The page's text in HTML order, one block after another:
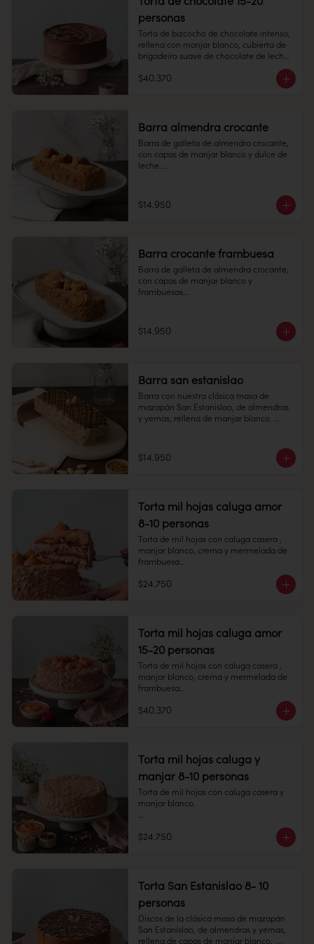
Congelado: Mantener a -18 °C.
Duración: 6 meses. Una vez
descongelado mantener refrigerado.
Duración: 10 días refrigerada.
personas
Torta de bizcocho de chocolate intenso,
rellena con manjar blanco, cubierta de
brigadeiro suave de chocolate de leche.
15-20 personas
Peso: 2.340 gr
Congelado: Mantener a -18 °C.
Duración: 6 meses. Una vez
descongelado mantener refrigerado.
Duración: 10 días refrigerada.
$40.370
Barra almendra crocante
Barra de galleta de almendra crocante,
con capas de manjar blanco y dulce de
leche.
Largo: 20 cm, Ancho: 7 cm
Congelado: Mantener a -18 °C.
Duración: 6 meses. Una vez
descongelado mantener refrigerado.
$14.950
Barra crocante frambuesa
Barra de galleta de almendra crocante,
con capas de manjar blanco y
frambuesas
Largo: 20 cm, Ancho: 7 cm
Congelado: Mantener a -18 °C.
Duración: 6 meses. Una vez
descongelado mantener refrigerado.
$14.950
Barra san estanislao
Barra con nuestra clásica masa de
mazapán San Estanislao, de almendras
y yemas, rellena de manjar blanco.
Peso: 753 gr
$14.950
Torta mil hojas caluga amor
8-10 personas
Torta de mil hojas con caluga casera ,
manjar blanco, crema y mermelada de
frambuesa
Congelado: Mantener a -18 °C.
Duración: 6 meses. Una vez
descongelado mantener refrigerado.
Refrigerado: Mantener entre 3-5 °C.
$24.750
Torta mil hojas caluga amor
15-20 personas
Torta de mil hojas con caluga casera ,
manjar blanco, crema y mermelada de
frambuesa
15-20 personas
Peso: 2.280 gr
Congelado: Mantener a -18 °C.
Duración: 6 meses. Una vez
descongelado mantener refrigerado.
Duración: 10 días refrigerada.
$40.370
Torta mil hojas caluga y
manjar 8-10 personas
Torta de mil hojas con caluga casera y
manjar blanco.
Duración: 6 meses. Una vez
descongelado mantener refrigerado.
Refrigerado: Mantener entre 3-5 °C.
$24.750
Torta San Estanislao 8- 10
personas
Discos de la clásica masa de mazapán
San Estanislao, de almendras y yemas,
rellena de capas de manjar blanco.